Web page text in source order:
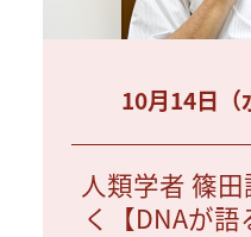
10月14日（
人類学者 篠
く【DNAが語